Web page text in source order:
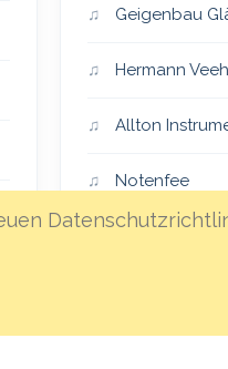
Geigenbau
Hermann Veeh
Allton
Notenfee